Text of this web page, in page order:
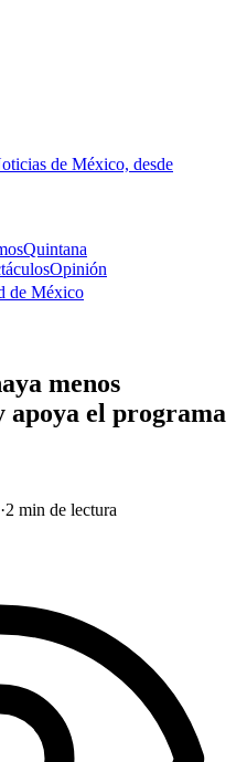
de México, desde
Quintana
Opinión
de México
menos
apoya el programa
·2 min de lectura